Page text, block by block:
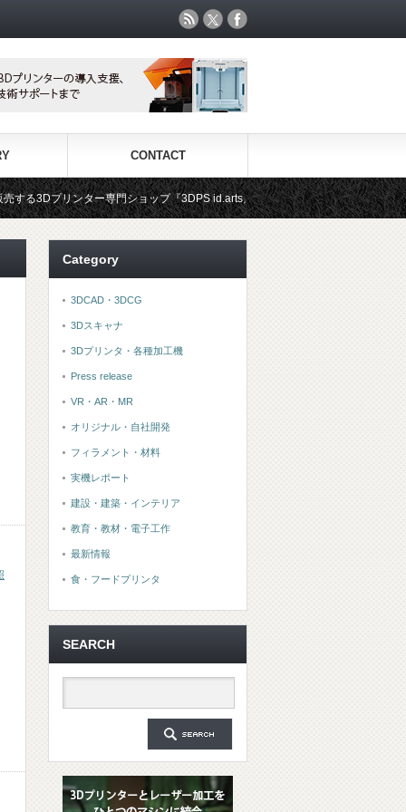
CONTACT
専門ショップ『3DPS id.arts』 3Dプリンタ用材料専門ショップ『
Category
3DCAD・3DCG
3Dスキャナ
3Dプリンタ・各種加工機
Press release
VR・AR・MR
オリジナル・自社開発
フィラメント・材料
実機レポート
建設・建築・インテリア
教育・教材・電子工作
最新情報
食・フードプリンタ
SEARCH